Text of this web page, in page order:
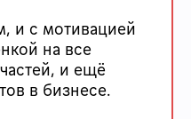
и с мотивацией
на все
и ещё
в бизнесе.